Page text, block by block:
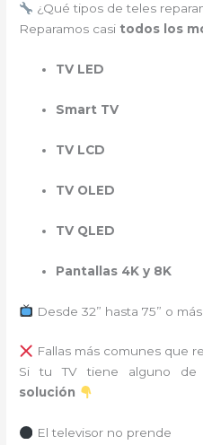
¿Qué tipos de teles
Reparamos casi todos los
TV LED
Smart TV
TV LCD
TV OLED
TV QLED
Pantallas 4K y 8K
Desde 32” hasta 75” o más.
Fallas más comunes que
Si tu TV tiene alguno de
solución
El televisor no prende